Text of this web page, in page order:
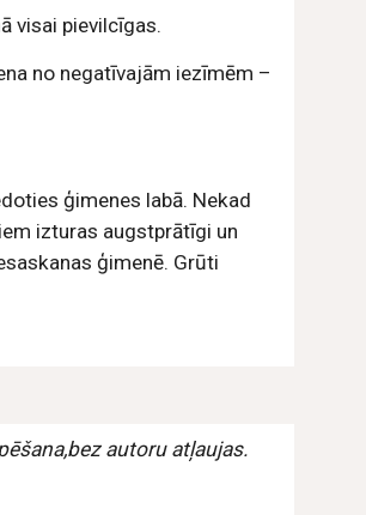
visai pievilcīgas.
no negatīvajām iezīmēm –
ģimenes labā. Nekad
izturas augstprātīgi un
ģimenē. Grūti
autoru atļaujas.